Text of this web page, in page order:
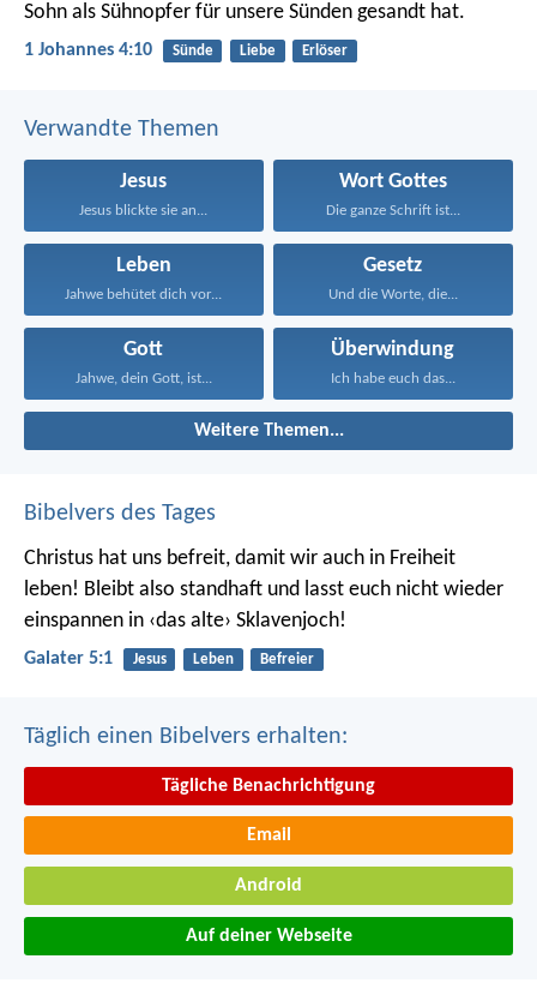
Sohn als Sühnopfer für unsere Sünden gesandt hat.
1 Johannes 4:10 Sünde Liebe Erlöser
Verwandte Themen
Jesus
Jesus blickte sie an...
Wort Gottes
Die ganze Schrift ist...
Leben
Jahwe behütet dich vor...
Gesetz
Und die Worte, die...
Gott
Jahwe, dein Gott, ist...
Überwindung
Ich habe euch das...
Weitere Themen...
Bibelvers des Tages
Christus hat uns befreit, damit wir auch in Freiheit
leben! Bleibt also standhaft und lasst euch nicht wieder
einspannen in ‹das alte› Sklavenjoch!
Galater 5:1 Jesus Leben Befreier
Täglich einen Bibelvers erhalten:
Tägliche Benachrichtigung
Email
Android
Auf deiner Webseite